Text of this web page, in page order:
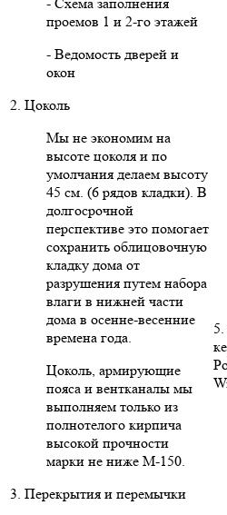
проемов 1 и 2-го этажей
- Ведомость дверей и
окон
2. Цоколь
Мы не экономим на
высоте цоколя и по
умолчания делаем высоту
45 см. (6 рядов кладки). В
долгосрочной
перспективе это помогает
сохранить облицовочную
кладку дома от
разрушения путем набора
влаги в нижней части
дома в осенне-весенние
времена года.
Цоколь, армирующие
пояса и вентканалы мы
выполняем только из
полнотелого кирпича
высокой прочности
марки не ниже М-150.
3. Перекрытия и перемычки